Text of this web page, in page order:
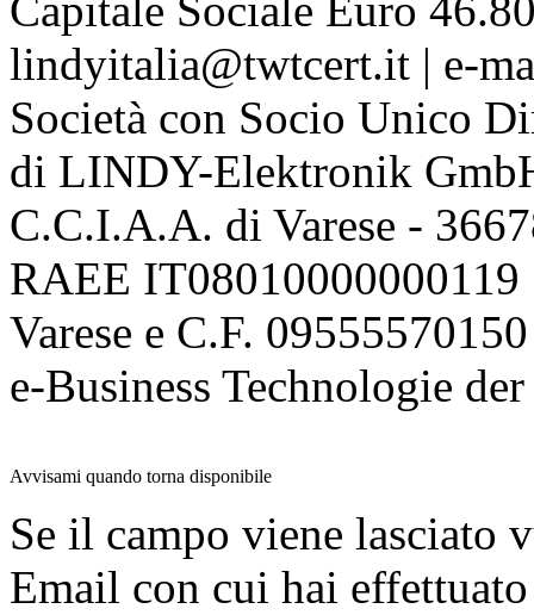
Capitale Sociale Euro
lindyitalia@twtcert.it | e-
Società con Socio Unico
di LINDY-Elektronik
C.C.I.A.A. di Varese -
RAEE
Varese e C.F. 09555570150
e-Business Technologie
Avvisami quando torna disponibile
Se il campo viene lasciato
Email con cui hai